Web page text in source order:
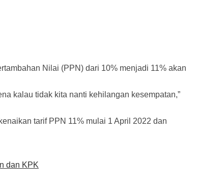
Nilai (PPN) dari 10% menjadi 11% akan
kalau tidak kita nanti kehilangan kesempatan,”
tarif PPN 11% mulai 1 April 2022 dan
dan KPK